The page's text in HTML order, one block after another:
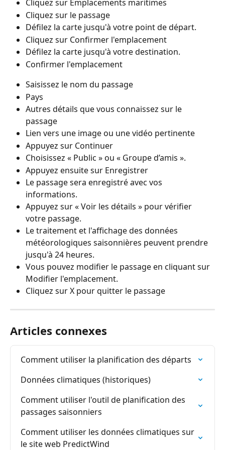
Cliquez sur Emplacements maritimes
Cliquez sur le passage
Défilez la carte jusqu'à votre point de départ.
Cliquez sur Confirmer l'emplacement
Défilez la carte jusqu'à votre destination.
Confirmer l'emplacement
Saisissez le nom du passage
Pays
Autres détails que vous connaissez sur le
passage
Lien vers une image ou une vidéo pertinente
Appuyez sur Continuer
Choisissez « Public » ou « Groupe d’amis ».
Appuyez ensuite sur Enregistrer
Le passage sera enregistré avec vos
informations.
Appuyez sur « Voir les détails » pour vérifier
votre passage.
Le traitement et l'affichage des données
météorologiques saisonnières peuvent prendre
jusqu'à 24 heures.
Vous pouvez modifier le passage en cliquant sur
Modifier l'emplacement.
Cliquez sur X pour quitter le passage
Articles connexes
Comment utiliser la planification des départs
Données climatiques (historiques)
Comment utiliser l'outil de planification des
passages saisonniers
Comment utiliser les données climatiques sur
le site web PredictWind